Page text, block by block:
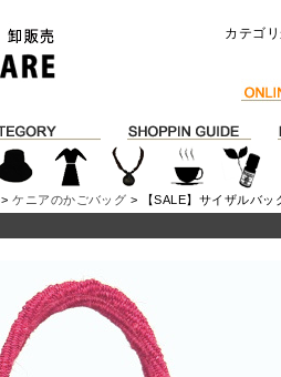
カテゴ
>ケニアのかごバッグ > 【SALE】サイザルバ